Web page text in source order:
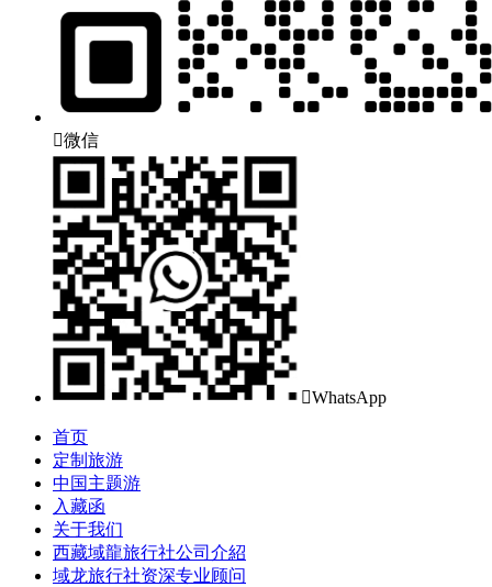
微信
WhatsApp
首页
定制旅游
中国主题游
入藏函
关于我们
西藏域龍旅行社公司介紹
域龙旅行社资深专业顾问